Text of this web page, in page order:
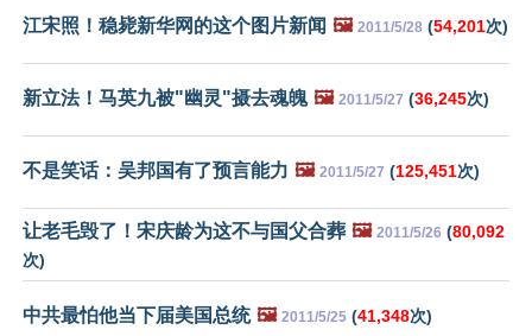
江宋照！稳毙新华网的这个图片新闻 🖼️ 2011/5/28 (54,201次)
新立法！马英九被"幽灵"摄去魂魄 🖼️ 2011/5/27 (36,245次)
不是笑话：吴邦国有了预言能力 🖼️ 2011/5/27 (125,451次)
让老毛毁了！宋庆龄为这不与国父合葬 🖼️ 2011/5/26 (80,092
次)
中共最怕他当下届美国总统 🖼️ 2011/5/25 (41,348次)